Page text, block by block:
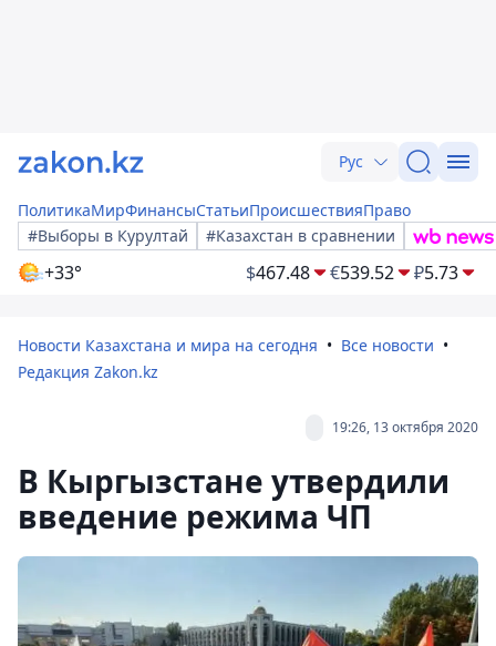
Рус
ПолитикаМирФинансыСтатьиПроисшествияПраво
#Выборы в Курултай
#Казахстан в сравнении
+33° $467.48 €539.52 ₽5.73
Новости Казахстана и мира на сегодня
Все новости
Редакция Zakon.kz
19:26, 13 октября 2020
В Кыргызстане утвердили
введение режима ЧП